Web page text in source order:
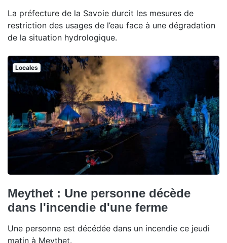
La préfecture de la Savoie durcit les mesures de
restriction des usages de l’eau face à une dégradation
de la situation hydrologique.
Locales
Meythet : Une personne décède
dans l'incendie d'une ferme
Une personne est décédée dans un incendie ce jeudi
matin à Meythet.